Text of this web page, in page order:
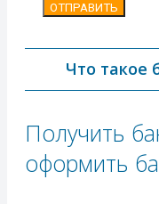
ОТПРАВИТЬ
Что такое
Получить
оформить